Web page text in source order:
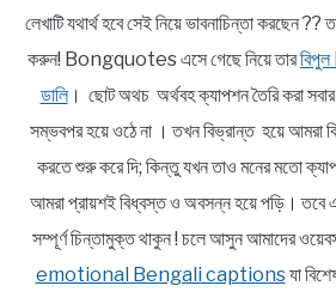
লেখাটি যথার্থ হবে সেই নিয়ে ভাবনাচিন্তা করছেন
করুন! Bongquotes এসে গেছে নিয়ে তার
ডালি। ছোট অথচ অর্থবহ ক্যাপশন তৈরি করা সবার
সম্ভবপর হয়ে ওঠে না । তখন বিভ্রান্ত হয়ে আমরা
করতে শুরু করে দি; কিন্তু যখন তাও মনের মতো
আমরা প্রায়শই বিধ্বস্ত ও অবসন্ন হয়ে পড়ি। তবে
সম্পূর্ণ চিন্তামুক্ত থাকুন ! চলে আসুন আমাদের
emotional Bengali captionsযা